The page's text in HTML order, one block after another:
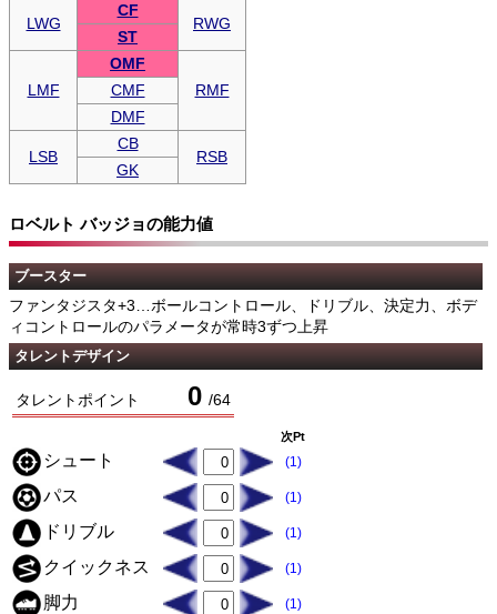
LWG
CF
RWG
ST
LMF
OMF
RMF
CMF
DMF
LSB
CB
RSB
GK
ロベルト バッジョの能力値
ブースター
ファンタジスタ+3…ボールコントロール、ドリブル、決定力、ボデ
ィコントロールのパラメータが常時3ずつ上昇
タレントデザイン
タレントポイント 0 /64
次Pt
シュート (1)
パス (1)
ドリブル (1)
クイックネス (1)
脚力 (1)